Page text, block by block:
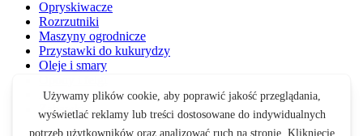
Opryskiwacze
Rozrzutniki
Maszyny ogrodnicze
Przystawki do kukurydzy
Oleje i smary
Akcesoria
Zabawki